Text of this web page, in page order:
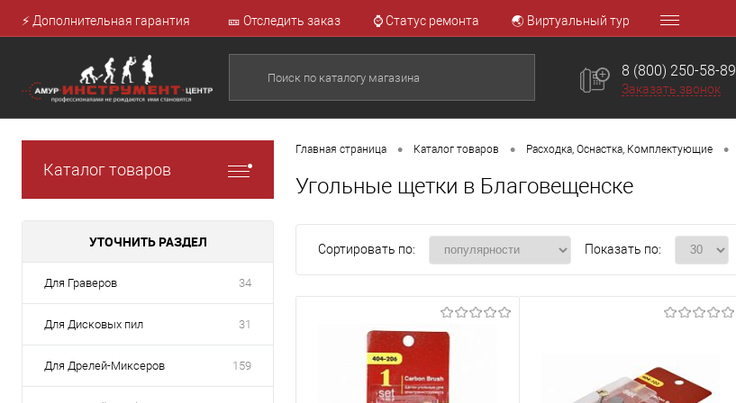
⚡ Дополнительная гарантия 🎫 Отследить заказ ⌚ Статус ремонта 🌏 Виртуальный тур
8 (800) 250-58-89
Заказать звонок
Каталог товаров
УТОЧНИТЬ РАЗДЕЛ
Для Граверов 34
Для Дисковых пил 31
Для Дрелей-Миксеров 159
Главная страница • Каталог товаров • Расходка, Оснастка, Комплектующие •
Угольные щетки в Благовещенске
Сортировать по: Показать по: